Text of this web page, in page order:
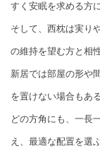
すく安眠を求める方
そして、西枕は実り
の維持を望む方と相
新居では部屋の形や
を置けない場合もあ
どの方角にも、一長
え、最適な配置を選